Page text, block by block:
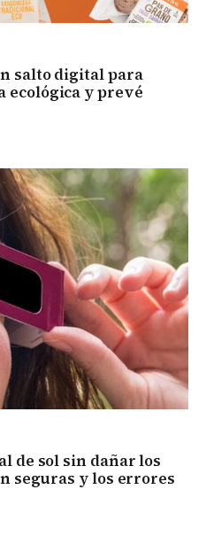
salto digital para
ecológica y prevé
de sol sin dañar los
seguras y los errores